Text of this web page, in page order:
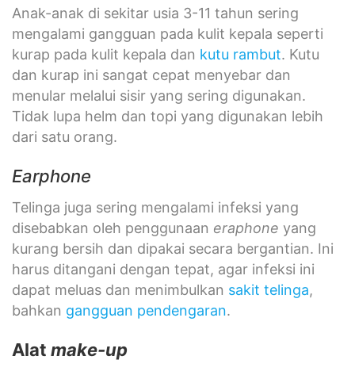
Anak-anak di sekitar usia 3-11 tahun sering
mengalami gangguan pada kulit kepala seperti
kurap pada kulit kepala dan kutu rambut. Kutu
dan kurap ini sangat cepat menyebar dan
menular melalui sisir yang sering digunakan.
Tidak lupa helm dan topi yang digunakan lebih
dari satu orang.
Earphone
Telinga juga sering mengalami infeksi yang
disebabkan oleh penggunaan eraphone yang
kurang bersih dan dipakai secara bergantian. Ini
harus ditangani dengan tepat, agar infeksi ini
dapat meluas dan menimbulkan sakit telinga,
bahkan gangguan pendengaran.
Alat make-up